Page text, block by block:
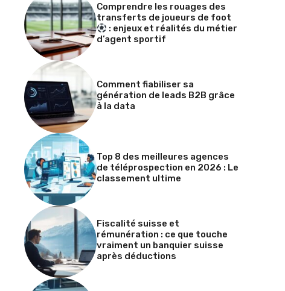
Comprendre les rouages des
transferts de joueurs de foot
: enjeux et réalités du métier
d’agent sportif
Comment fiabiliser sa
génération de leads B2B grâce
à la data
Top 8 des meilleures agences
de téléprospection en 2026 : Le
classement ultime
Fiscalité suisse et
rémunération : ce que touche
vraiment un banquier suisse
après déductions